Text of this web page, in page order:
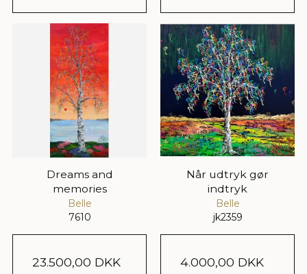
Dreams and
memories
Belle
7610
23.500,00 DKK
Når udtryk gør
indtryk
Belle
jk2359
4.000,00 DKK